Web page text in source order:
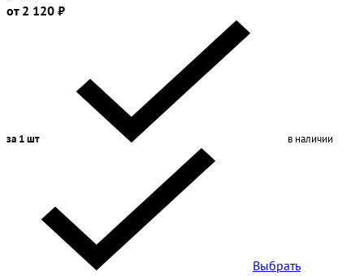
от 2 120 ₽
за 1 шт в наличии
Выбрать